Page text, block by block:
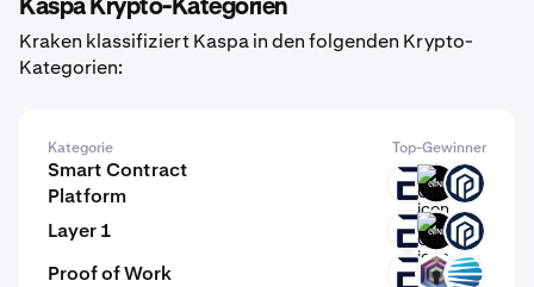
Kaspa Krypto-Kategorien
Kraken klassifiziert Kaspa in den folgenden Krypto-
Kategorien:
Kategorie Top-Gewinner
Smart Contract
Platform
EVR GINI PAW
Layer 1 EVR GINI PAW
Proof of Work EVR DERO EQPAY